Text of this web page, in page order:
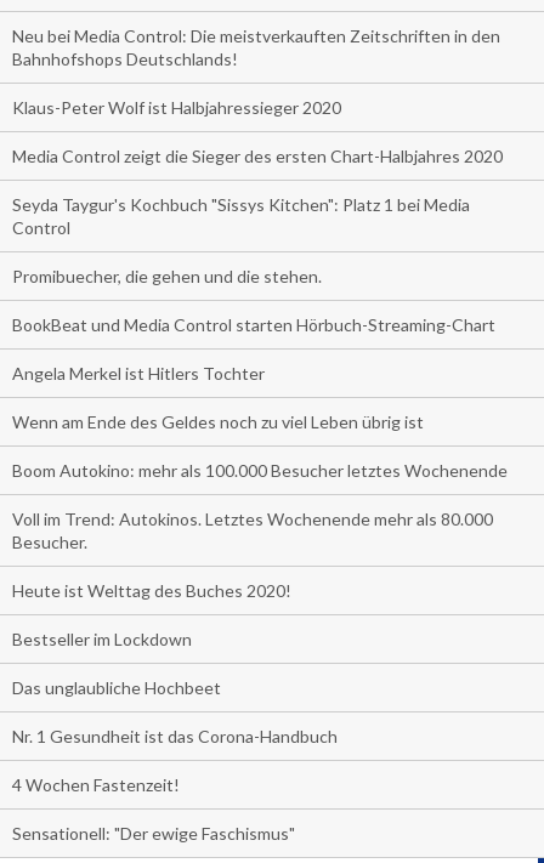
Neu bei Media Control: Die meistverkauften Zeitschriften in den
Bahnhofshops Deutschlands!
Klaus-Peter Wolf ist Halbjahressieger 2020
Media Control zeigt die Sieger des ersten Chart-Halbjahres 2020
Seyda Taygur's Kochbuch "Sissys Kitchen": Platz 1 bei Media
Control
Promibuecher, die gehen und die stehen.
BookBeat und Media Control starten Hörbuch-Streaming-Chart
Angela Merkel ist Hitlers Tochter
Wenn am Ende des Geldes noch zu viel Leben übrig ist
Boom Autokino: mehr als 100.000 Besucher letztes Wochenende
Voll im Trend: Autokinos. Letztes Wochenende mehr als 80.000
Besucher.
Heute ist Welttag des Buches 2020!
Bestseller im Lockdown
Das unglaubliche Hochbeet
Nr. 1 Gesundheit ist das Corona-Handbuch
4 Wochen Fastenzeit!
Sensationell: "Der ewige Faschismus"